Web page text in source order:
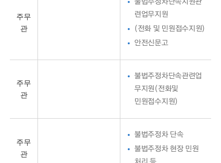
주무
관
불법주정차단속지원관
련업무지원
(전화 및 민원접수지원)
안전신문고
주무
관
불법주정차단속관련업
무지원(전화및
민원접수지원)
주무
관
불법주정차 단속
불법주정차 현장 민원